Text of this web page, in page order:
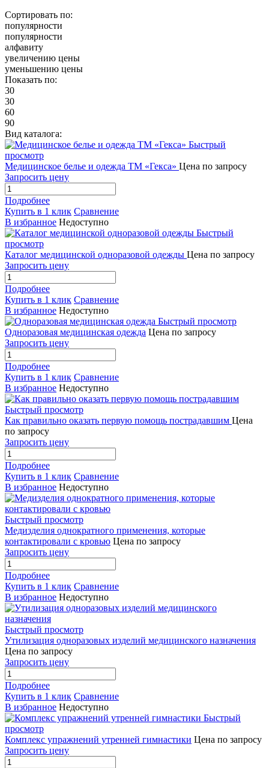
Сортировать по:
популярности
популярности
алфавиту
увеличению цены
уменьшению цены
Показать по:
30
30
60
90
Вид каталога:
Быстрый
просмотр
Медицинское белье и одежда ТМ «Гекса» Цена по запросу
Запросить цену
Подробнее
Купить в 1 клик Сравнение
В избранное Недоступно
Быстрый
просмотр
Каталог медицинской одноразовой одежды Цена по запросу
Запросить цену
Подробнее
Купить в 1 клик Сравнение
В избранное Недоступно
Быстрый просмотр
Одноразовая медицинская одежда Цена по запросу
Запросить цену
Подробнее
Купить в 1 клик Сравнение
В избранное Недоступно
Быстрый просмотр
Как правильно оказать первую помощь пострадавшим Цена
по запросу
Запросить цену
Подробнее
Купить в 1 клик Сравнение
В избранное Недоступно
Быстрый просмотр
Медизделия однократного применения, которые
контактировали с кровью Цена по запросу
Запросить цену
Подробнее
Купить в 1 клик Сравнение
В избранное Недоступно
Быстрый просмотр
Утилизация одноразовых изделий медицинского назначения
Цена по запросу
Запросить цену
Подробнее
Купить в 1 клик Сравнение
В избранное Недоступно
Быстрый
просмотр
Комплекс упражнений утренней гимнастики Цена по запросу
Запросить цену